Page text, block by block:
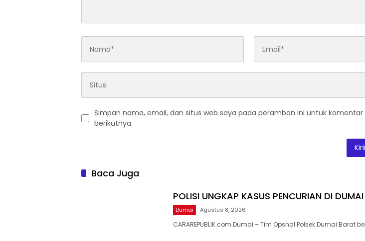
Simpan nama, email, dan situs web saya pada peramban ini untuk komentar
berikutnya.
Baca Juga
POLISI UNGKAP KASUS PENCURIAN DI
Dumai Agustus 8, 2026
CARAREPUBLIK.com.Dumai – Tim Opsnal Polsek Dumai Barat